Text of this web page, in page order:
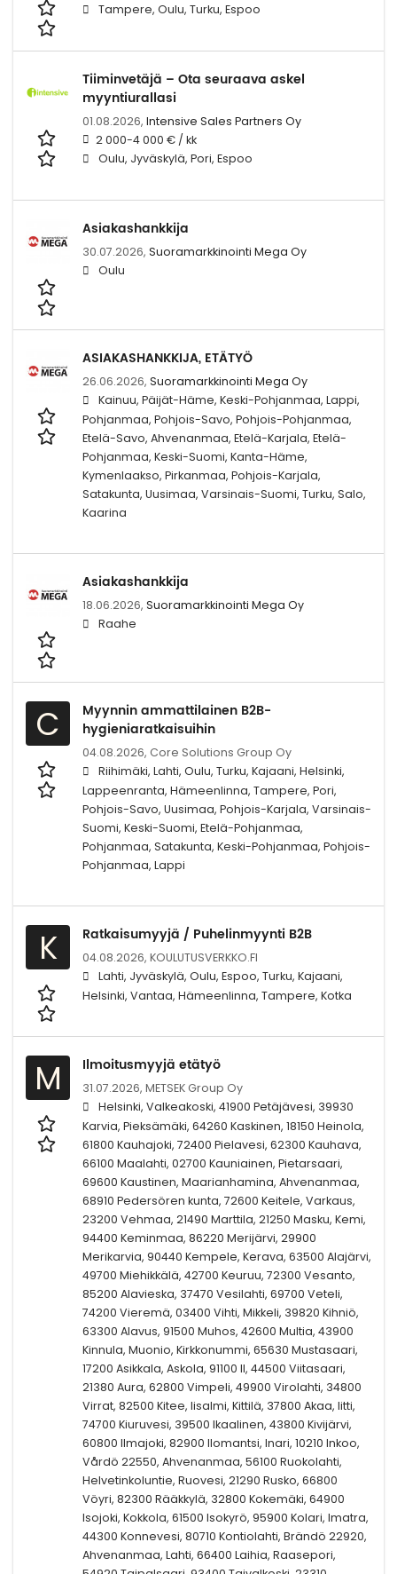
Tampere, Oulu, Turku, Espoo
Tiiminvetäjä – Ota seuraava askel
myyntiurallasi
01.08.2026, Intensive Sales Partners Oy
2 000-4 000 € / kk
Oulu, Jyväskylä, Pori, Espoo
Asiakashankkija
30.07.2026, Suoramarkkinointi Mega Oy
Oulu
ASIAKASHANKKIJA, ETÄTYÖ
26.06.2026, Suoramarkkinointi Mega Oy
Kainuu, Päijät-Häme, Keski-Pohjanmaa, Lappi,
Pohjanmaa, Pohjois-Savo, Pohjois-Pohjanmaa,
Etelä-Savo, Ahvenanmaa, Etelä-Karjala, Etelä-
Pohjanmaa, Keski-Suomi, Kanta-Häme,
Kymenlaakso, Pirkanmaa, Pohjois-Karjala,
Satakunta, Uusimaa, Varsinais-Suomi, Turku, Salo,
Kaarina
Asiakashankkija
18.06.2026, Suoramarkkinointi Mega Oy
Raahe
C
Myynnin ammattilainen B2B-
hygieniaratkaisuihin
04.08.2026, Core Solutions Group Oy
Riihimäki, Lahti, Oulu, Turku, Kajaani, Helsinki,
Lappeenranta, Hämeenlinna, Tampere, Pori,
Pohjois-Savo, Uusimaa, Pohjois-Karjala, Varsinais-
Suomi, Keski-Suomi, Etelä-Pohjanmaa,
Pohjanmaa, Satakunta, Keski-Pohjanmaa, Pohjois-
Pohjanmaa, Lappi
K Ratkaisumyyjä / Puhelinmyynti B2B
04.08.2026, KOULUTUSVERKKO.FI
Lahti, Jyväskylä, Oulu, Espoo, Turku, Kajaani,
Helsinki, Vantaa, Hämeenlinna, Tampere, Kotka
M Ilmoitusmyyjä etätyö
31.07.2026, METSEK Group Oy
Helsinki, Valkeakoski, 41900 Petäjävesi, 39930
Karvia, Pieksämäki, 64260 Kaskinen, 18150 Heinola,
61800 Kauhajoki, 72400 Pielavesi, 62300 Kauhava,
66100 Maalahti, 02700 Kauniainen, Pietarsaari,
69600 Kaustinen, Maarianhamina, Ahvenanmaa,
68910 Pedersören kunta, 72600 Keitele, Varkaus,
23200 Vehmaa, 21490 Marttila, 21250 Masku, Kemi,
94400 Keminmaa, 86220 Merijärvi, 29900
Merikarvia, 90440 Kempele, Kerava, 63500 Alajärvi,
49700 Miehikkälä, 42700 Keuruu, 72300 Vesanto,
85200 Alavieska, 37470 Vesilahti, 69700 Veteli,
74200 Vieremä, 03400 Vihti, Mikkeli, 39820 Kihniö,
63300 Alavus, 91500 Muhos, 42600 Multia, 43900
Kinnula, Muonio, Kirkkonummi, 65630 Mustasaari,
17200 Asikkala, Askola, 91100 II, 44500 Viitasaari,
21380 Aura, 62800 Vimpeli, 49900 Virolahti, 34800
Virrat, 82500 Kitee, Iisalmi, Kittilä, 37800 Akaa, Iitti,
74700 Kiuruvesi, 39500 Ikaalinen, 43800 Kivijärvi,
60800 Ilmajoki, 82900 Ilomantsi, Inari, 10210 Inkoo,
Vårdö 22550, Ahvenanmaa, 56100 Ruokolahti,
Helvetinkoluntie, Ruovesi, 21290 Rusko, 66800
Vöyri, 82300 Rääkkylä, 32800 Kokemäki, 64900
Isojoki, Kokkola, 61500 Isokyrö, 95900 Kolari, Imatra,
44300 Konnevesi, 80710 Kontiolahti, Brändö 22920,
Ahvenanmaa, Lahti, 66400 Laihia, Raasepori,